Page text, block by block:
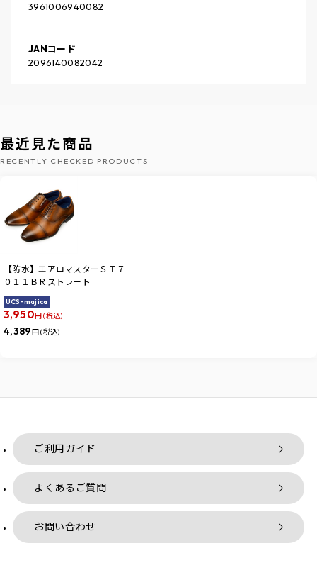
3961006940082
JANコード
2096140082042
最近見た商品
RECENTLY CHECKED PRODUCTS
【防水】エアロマスターＳＴ７
０１１ＢＲストレート
UCS・majica
3,950円 (税込)
4,389 円 (税込)
ご利用ガイド
よくあるご質問
お問い合わせ